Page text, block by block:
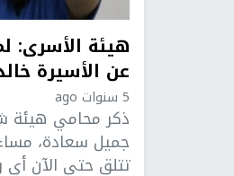
هيئة الأسرى:
عن الأسيرة
5 سنوات ago
ذكر محامي هيئة
جميل سعادة، مساء
تتلق حتى الآن